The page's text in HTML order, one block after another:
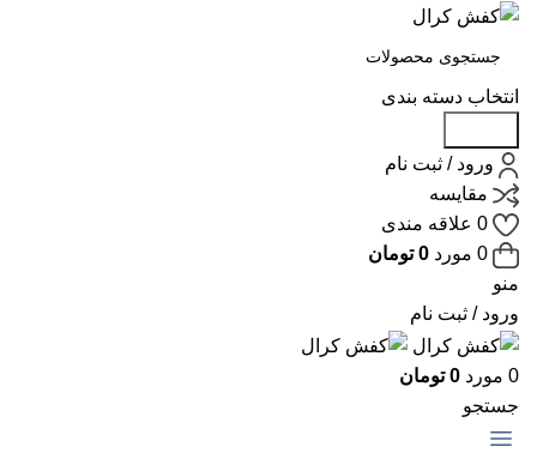
انتخاب دسته بندی
ورود / ثبت نام
مقايسه
0 علاقه مندی
0 مورد 0 تومان
منو
ورود / ثبت نام
0 مورد 0 تومان
جستجو